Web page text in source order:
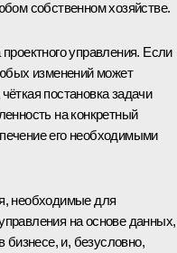
собственном хозяйстве.
управления. Если
изменений может
постановка задачи
на конкретный
его необходимыми
необходимые для
на основе данных,
бизнесе, и, безусловно,